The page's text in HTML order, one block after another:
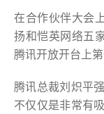
在合作伙伴大会
扬和恺英网络五
腾讯开放开台上
腾讯总裁刘炽平
不仅仅是非常有